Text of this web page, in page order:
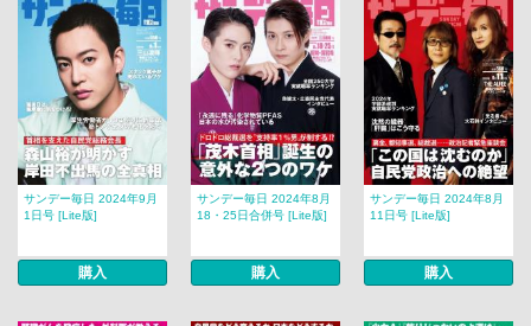
サンデー毎日 2024年9月
1日号 [Lite版]
購入
サンデー毎日 2024年8月
18・25日合併号 [Lite版]
購入
サンデー毎日 2024年8月
11日号 [Lite版]
購入